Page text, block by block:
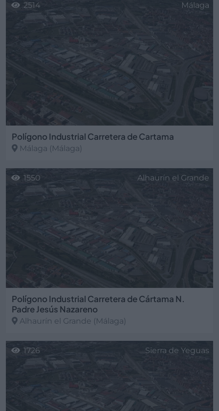
Polígono Industrial Carretera de Cartama
Málaga (Málaga)
2514 Málaga
Polígono Industrial Carretera de Cártama N.
Padre Jesús Nazareno
Alhaurín el Grande (Málaga)
1550 Alhaurín el Grande
1726 Sierra de Yeguas